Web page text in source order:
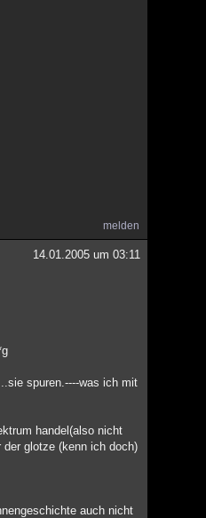
melden
14.01.2005 um 03:11
spuren.----was ich mit
handel(also nicht
glotze (kenn ich doch)
auch nicht